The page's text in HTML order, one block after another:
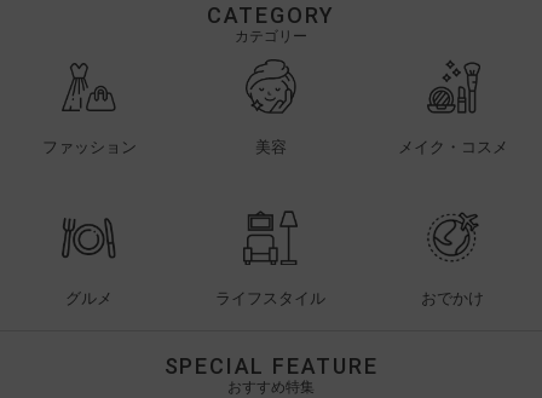
CATEGORY
カテゴリー
ファッション 美容 メイク・コスメ
グルメ ライフスタイル おでかけ
SPECIAL FEATURE
おすすめ特集